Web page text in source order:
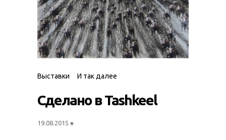
Выставки И так далее
Сделано в Tashkeel
19.08.2015 ♠